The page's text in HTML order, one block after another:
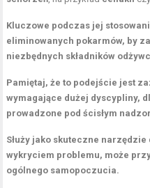
Kluczowe podczas jej
eliminowanych pokarmów, by
niezbędnych składników
Pamiętaj, że to podejście jest
wymagające dużej dyscypliny,
prowadzone pod ścisłym
Służy jako skuteczne
wykryciem problemu, może
ogólnego samopoczucia.